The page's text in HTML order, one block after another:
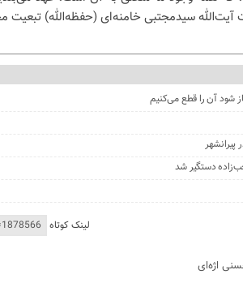
آیت‌الله سیدمجتبی خامنه‌ای (حفظه‌الله)
شود آن را قطع می‌کنیم
دستگیر شد
لینک کوتاه
اژه‌ای